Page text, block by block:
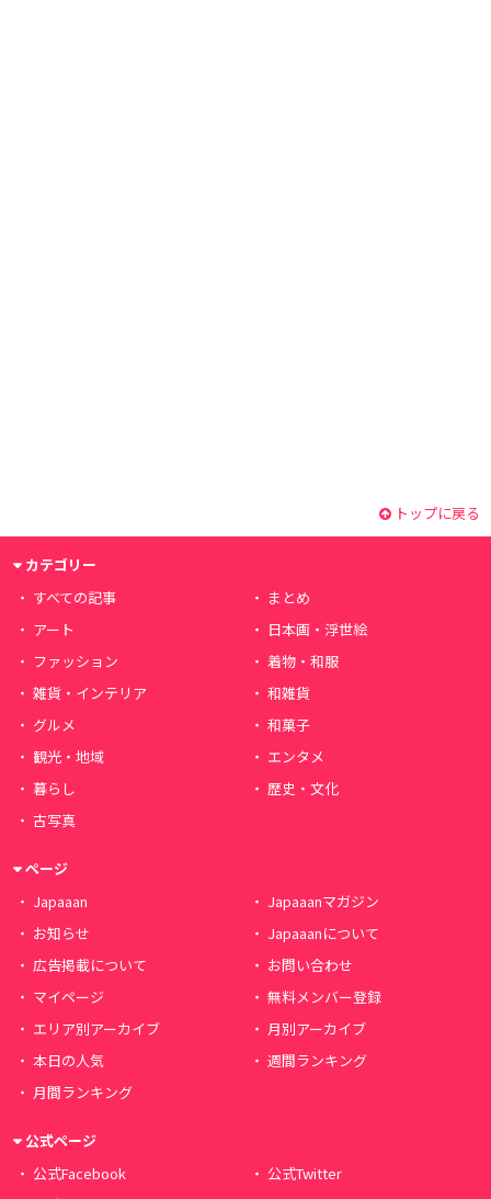
トップに戻る
カテゴリー
すべての記事
まとめ
アート
日本画・浮世絵
ファッション
着物・和服
雑貨・インテリア
和雑貨
グルメ
和菓子
観光・地域
エンタメ
暮らし
歴史・文化
古写真
ページ
Japaaan
Japaaanマガジン
お知らせ
Japaaanについて
広告掲載について
お問い合わせ
マイページ
無料メンバー登録
エリア別アーカイブ
月別アーカイブ
本日の人気
週間ランキング
月間ランキング
公式ページ
公式Facebook
公式Twitter